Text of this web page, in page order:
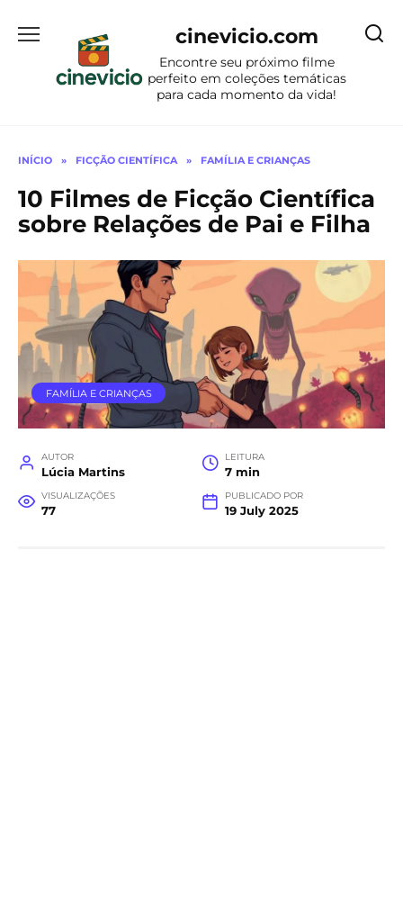
para
conteúdo
cinevicio.com
Encontre seu próximo filme
perfeito em coleções temáticas
para cada momento da vida!
INÍCIO » FICÇÃO CIENTÍFICA » FAMÍLIA E CRIANÇAS
10 Filmes de Ficção Científica
sobre Relações de Pai e Filha
FAMÍLIA E CRIANÇAS
AUTOR
Lúcia Martins
LEITURA
7 min
VISUALIZAÇÕES
77
PUBLICADO POR
19 July 2025